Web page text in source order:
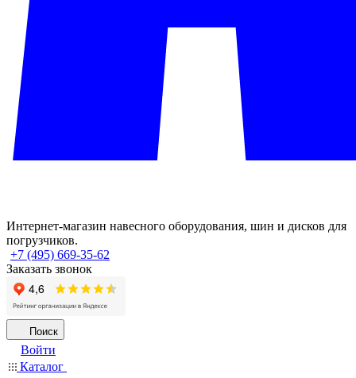
Интернет-магазин навесного оборудования, шин и дисков для
погрузчиков.
+7 (495) 669-35-62
Заказать звонок
Поиск
Войти
Каталог